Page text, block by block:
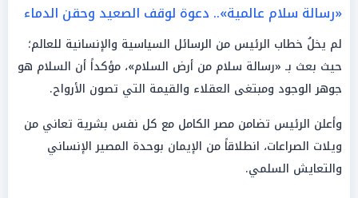
«رسالة سلام عالمية».. دعوة لوقف الصعيد وحقن الدماء
لم يخلُ خطاب الرئيس من الرسائل السياسية والإنسانية للعالم؛
حيث بعث بـ «رسالة سلام من أرض السلام»، مؤكداً أن السلام هو
جوهر الوجود ومبتغى العقلاء والقيمة التي تصون الأرواح.
وأعلن الرئيس تضامن مصر الكامل مع كل نفس بشرية تعاني من
ويلات الصراعات، انطلاقاً من الإيمان بوحدة المصير الإنساني
والتعايش السلمي.